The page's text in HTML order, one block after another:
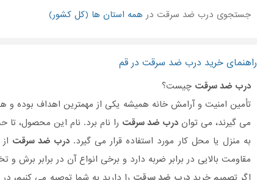
جستجوی درب ضد سرقت در همه استان ها (کل کشور)
راهنمای خرید درب ضد سرقت در قم
درب ضد سرقت چیست؟
تأمین امنیت و آرامش خانه همیشه یکی از مهمترین اهداف بوده و
می گیرند، می توان درب ضد سرقت را نام برد. نام این محصول، تا
به منزل یا محل کار مورد استفاده قرار می گیرد.درب ضد سرقت
مقاومت بالایی در برابر ضربه دارد و برخی انواع آن در برابر برش و